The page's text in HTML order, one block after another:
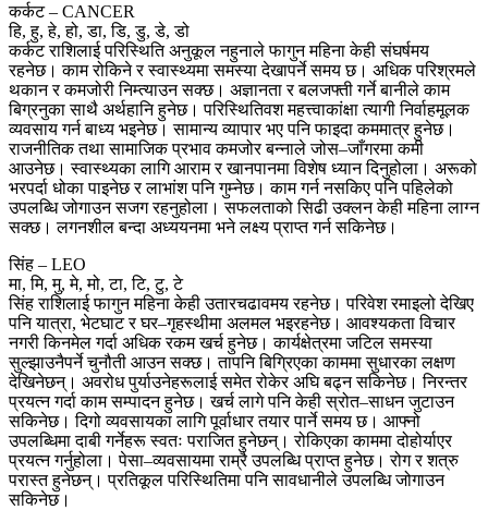
कर्कट – CANCER
हि, हु, हे, हो, डा, डि, डु, डे, डो
कर्कट राशिलाई परिस्थिति अनुकूल नहुनाले फागुन महिना केही संघर्षमय
रहनेछ। काम रोकिने र स्वास्थ्यमा समस्या देखापर्ने समय छ। अधिक परिश्रमले
थकान र कमजोरी निम्त्याउन सक्छ। अज्ञानता र बलजफ्ती गर्ने बानीले काम
बिग्रनुका साथै अर्थहानि हुनेछ। परिस्थितिवश महत्त्वाकांक्षा त्यागी निर्वाहमूलक
व्यवसाय गर्न बाध्य भइनेछ। सामान्य व्यापार भए पनि फाइदा कममात्र हुनेछ।
राजनीतिक तथा सामाजिक प्रभाव कमजोर बन्नाले जोस–जाँगरमा कमी
आउनेछ। स्वास्थ्यका लागि आराम र खानपानमा विशेष ध्यान दिनुहोला। अरूको
भरपर्दा धोका पाइनेछ र लाभांश पनि गुम्नेछ। काम गर्न नसकिए पनि पहिलेको
उपलब्धि जोगाउन सजग रहनुहोला। सफलताको सिढी उक्लन केही महिना लाग्न
सक्छ। लगनशील बन्दा अध्ययनमा भने लक्ष्य प्राप्त गर्न सकिनेछ।
सिंह – LEO
मा, मि, मु, मे, मो, टा, टि, टु, टे
सिंह राशिलाई फागुन महिना केही उतारचढावमय रहनेछ। परिवेश रमाइलो देखिए
पनि यात्रा, भेटघाट र घर–गृहस्थीमा अलमल भइरहनेछ। आवश्यकता विचार
नगरी किनमेल गर्दा अधिक रकम खर्च हुनेछ। कार्यक्षेत्रमा जटिल समस्या
सुल्झाउनैपर्ने चुनौती आउन सक्छ। तापनि बिग्रिएका काममा सुधारका लक्षण
देखिनेछन्। अवरोध पुर्याउनेहरूलाई समेत रोकेर अघि बढ्न सकिनेछ। निरन्तर
प्रयत्न गर्दा काम सम्पादन हुनेछ। खर्च लागे पनि केही स्रोत–साधन जुटाउन
सकिनेछ। दिगो व्यवसायका लागि पूर्वाधार तयार पार्ने समय छ। आफ्नो
उपलब्धिमा दाबी गर्नेहरू स्वतः पराजित हुनेछन्। रोकिएका काममा दोहोर्याएर
प्रयत्न गर्नुहोला। पेसा–व्यवसायमा राम्रै उपलब्धि प्राप्त हुनेछ। रोग र शत्रु
परास्त हुनेछन्। प्रतिकूल परिस्थितिमा पनि सावधानीले उपलब्धि जोगाउन
सकिनेछ।